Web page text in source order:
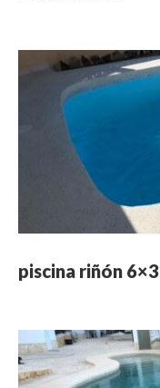
piscina riñón 6×3